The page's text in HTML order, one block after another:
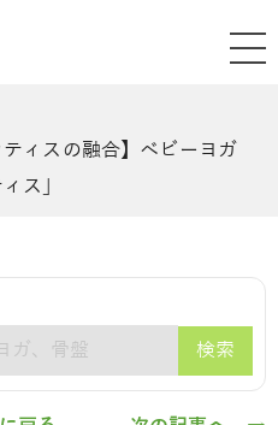
ィスの融合】ベビーヨガ
ス」
検索